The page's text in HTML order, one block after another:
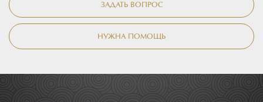
ЗАДАТЬ ВОПРОС
НУЖНА ПОМОЩЬ